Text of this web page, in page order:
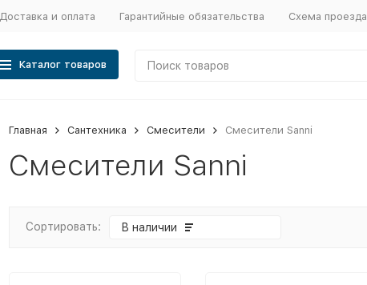
Доставка и оплата Гарантийные обязательства Схема проезда
Каталог товаров
Главная Сантехника Смесители Смесители Sanni
Смесители Sanni
Сортировать: В наличии